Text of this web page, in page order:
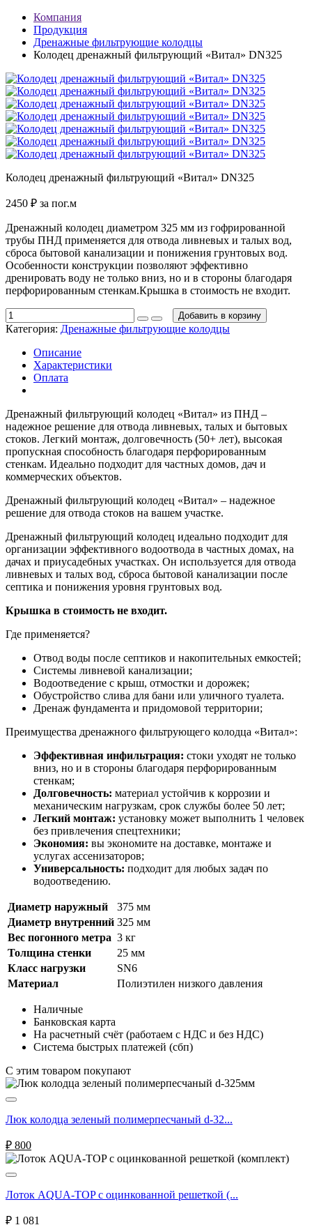
Компания
Продукция
Дренажные фильтрующие колодцы
Колодец дренажный фильтрующий «Витал» DN325
Колодец дренажный фильтрующий «Витал» DN325
2450 ₽ за пог.м
Дренажный колодец диаметром 325 мм из гофрированной
трубы ПНД применяется для отвода ливневых и талых вод,
сброса бытовой канализации и понижения грунтовых вод.
Особенности конструкции позволяют эффективно
дренировать воду не только вниз, но и в стороны благодаря
перфорированным стенкам.Крышка в стоимость не входит.
Добавить в корзину
Категория: Дренажные фильтрующие колодцы
Описание
Характеристики
Оплата
Дренажный фильтрующий колодец «Витал» из ПНД –
надежное решение для отвода ливневых, талых и бытовых
стоков. Легкий монтаж, долговечность (50+ лет), высокая
пропускная способность благодаря перфорированным
стенкам. Идеально подходит для частных домов, дач и
коммерческих объектов.
Дренажный фильтрующий колодец «Витал» – надежное
решение для отвода стоков на вашем участке.
Дренажный фильтрующий колодец идеально подходит для
организации эффективного водоотвода в частных домах, на
дачах и приусадебных участках. Он используется для отвода
ливневых и талых вод, сброса бытовой канализации после
септика и понижения уровня грунтовых вод.
Крышка в стоимость не входит.
Где применяется?
Отвод воды после септиков и накопительных емкостей;
Системы ливневой канализации;
Водоотведение с крыш, отмостки и дорожек;
Обустройство слива для бани или уличного туалета.
Дренаж фундамента и придомовой территории;
Преимущества дренажного фильтрующего колодца «Витал»:
Эффективная инфильтрация: стоки уходят не только
вниз, но и в стороны благодаря перфорированным
стенкам;
Долговечность: материал устойчив к коррозии и
механическим нагрузкам, срок службы более 50 лет;
Легкий монтаж: установку может выполнить 1 человек
без привлечения спецтехники;
Экономия: вы экономите на доставке, монтаже и
услугах ассенизаторов;
Универсальность: подходит для любых задач по
водоотведению.
Диаметр наружный
375 мм
Диаметр внутренний 325 мм
Вес погонного метра 3 кг
Толщина стенки
25 мм
Класс нагрузки
SN6
Материал
Полиэтилен низкого давления
Наличные
Банковская карта
На расчетный счёт (работаем с НДС и без НДС)
Система быстрых платежей (сбп)
C этим товаром покупают
Люк колодца зеленый полимерпесчаный d-32...
₽ 800
Лоток AQUA-TOP с оцинкованной решеткой (...
₽ 1 081